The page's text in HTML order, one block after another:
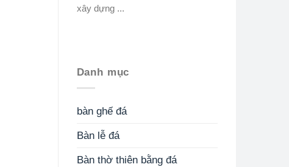
xây dựng ...
Danh mục
bàn ghế đá
Bàn lễ đá
Bàn thờ thiên bằng đá